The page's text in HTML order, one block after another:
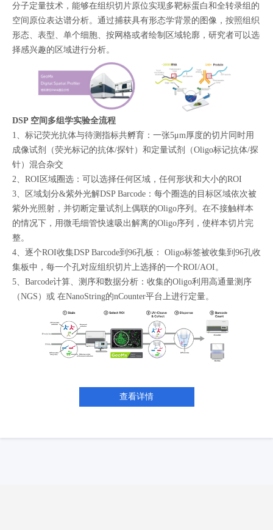
分子定量技术，能够在组织切片原位实现多靶标蛋白和全转录组的
空间原位表达谱分析。通过捕获具有形态学背景的图像，按照组织
形态、表型、单个细胞、按网格或者绘制区域轮廓，研究者可以选
择感兴趣的区域进行分析。
DSP 空间多组学实验全流程
1、标记荧光抗体与待测指标共孵育：一张5μm 厚度的切片同时用
成像试剂（荧光标记的抗体/探针）和定量试剂（Oligo标记抗体/探
针）混合杂交
2、ROI 区域圈选：可以选择任何区域，任何形状和大小的ROI
3、区域划分&紫外光解DSP Barcode ：每个圈选的目标区域依次被
紫外光照射，并切断定量试剂上偶联的Oligo序列。在不接触样本
的情况下，用微毛细管快速吸出解离的Oligo序列，使样本切片完
整。
4、逐个ROI收集DSP Barcode到 96孔板： Oligo标签被收集到 96孔收
集板中，每一个孔对应组织切片上选择的一个ROI/AOI 。
5、Barcode计算、测序和数据分析：收集的Oligo利用高通量测序
（NGS ）或 在NanoString的nCounter平台上进行定量。
查看详情